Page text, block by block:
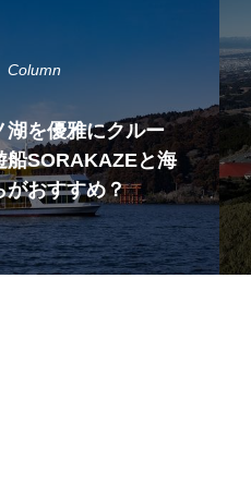
Column
湖を優雅にクルー
船SORAKAZEと海
がおすすめ？